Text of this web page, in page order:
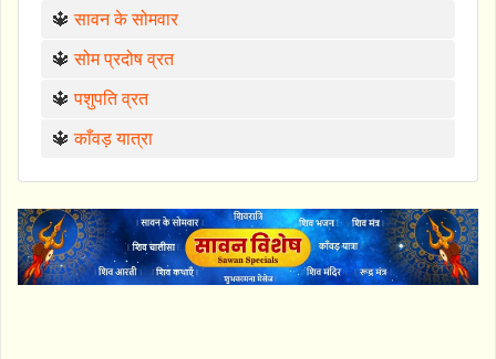
🔱सावन के सोमवार
🔱सोम प्रदोष व्रत
🔱पशुपति व्रत
🔱काँवड़ यात्रा